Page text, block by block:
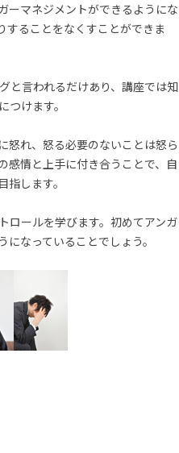
ーマネジメントができるようにな
することをなくすことができま
と言われるだけあり、講座では知
けます。
怒れ、怒る必要のないことは怒ら
感情と上手に付き合うことで、自
します。
ロールを学びます。初めてアンガ
なっていることでしょう。